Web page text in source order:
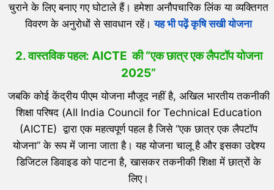
चुराने के लिए बनाए गए घोटाले हैं। हमेशा अनौपचारिक लिंक या व्यक्तिगत
विवरण के अनुरोधों से सावधान रहें।यह भी पढ़ें कृषि सखी योजना
2. वास्तविक पहल: AICTE की “एक छात्र एक लैपटॉप योजना
2025”
जबकि कोई केंद्रीय पीएम योजना मौजूद नहीं है, अखिल भारतीय तकनीकी
शिक्षा परिषद (All India Council for Technical Education
(AICTE) द्वारा एक महत्वपूर्ण पहल है जिसे “एक छात्र एक लैपटॉप
योजना” के रूप में जाना जाता है। यह योजना चालू है और इसका उद्देश्य
डिजिटल डिवाइड को पाटना है, खासकर तकनीकी शिक्षा में छात्रों के
लिए।